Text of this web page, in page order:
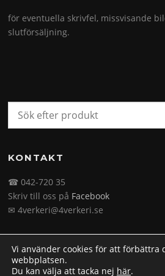
för eventuella skrivfel, missvisande
slutförsäljning.
KONTAKT
☎ 042-720 35
Skriv till oss på Facebook
✉ 4verkeri@4verkeri.se
Upphovsrätt © 2026 4verkeri.se. Alla
Vi använder cookies för att förbättra
webbplatsen.
Du kan välja att tacka nej här.